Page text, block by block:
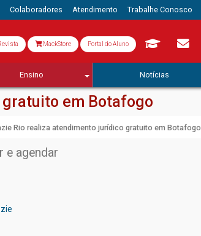
Colaboradores Atendimento Trabalhe Conosco
MackStore Portal do Aluno
Ensino Notícias
em Botafogo
Rio realiza atendimento jurídico gratuito em Botafogo
e agendar